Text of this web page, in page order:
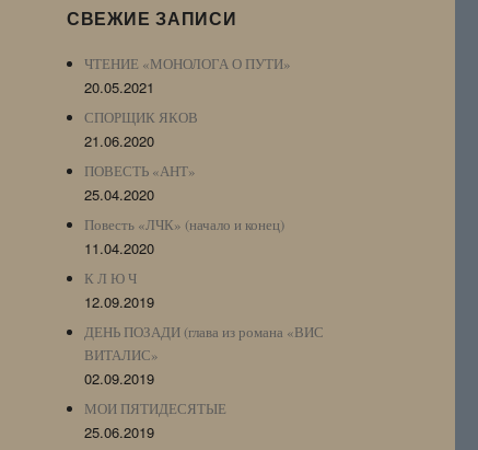
Archive)
СВЕЖИЕ ЗАПИСИ
ЧТЕНИЕ «МОНОЛОГА О ПУТИ»
20.05.2021
СПОРЩИК ЯКОВ
21.06.2020
ПОВЕСТЬ «АНТ»
25.04.2020
Повесть «ЛЧК» (начало и конец)
11.04.2020
К Л Ю Ч
12.09.2019
ДЕНЬ ПОЗАДИ (глава из романа «ВИС
ВИТАЛИС»
02.09.2019
МОИ ПЯТИДЕСЯТЫЕ
25.06.2019